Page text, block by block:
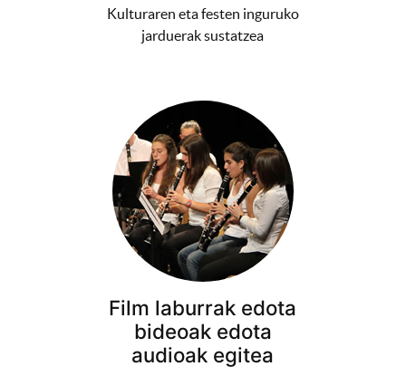
Kulturaren eta festen inguruko
jarduerak sustatzea
Film laburrak edota
bideoak edota
audioak egitea